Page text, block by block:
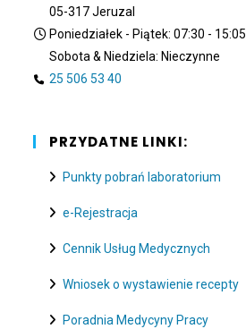
05-317 Jeruzal
Poniedziałek - Piątek: 07:30 - 15:05
Sobota & Niedziela: Nieczynne
25 506 53 40
PRZYDATNE LINKI:
Punkty pobrań laboratorium
e-Rejestracja
Cennik Usług Medycznych
Wniosek o wystawienie recepty
Poradnia Medycyny Pracy